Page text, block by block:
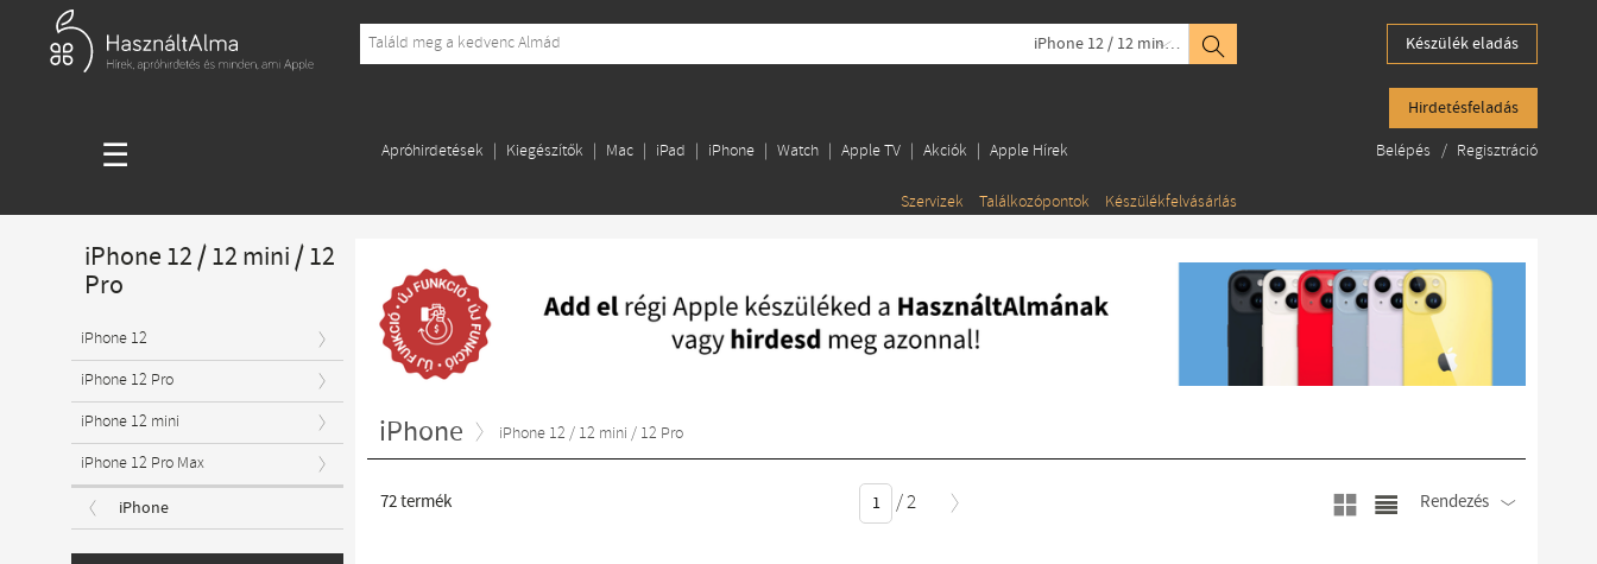
iPhone 12 / 12 mini / 12 Pro Készülék eladás
Hirdetésfeladás
☰ Apróhirdetések Kiegészítők Mac iPad iPhone Watch Apple TV Akciók Apple Hírek
Szervizek Találkozópontok Készülékfelvásárlás
Belépés / Regisztráció
iPhone iPhone 12 / 12 mini / 12 Pro
72termék /2 Rendezés
iPhone 12 / 12 mini / 12
Pro
iPhone 12
iPhone 12 Pro
iPhone 12 mini
iPhone 12 Pro Max
iPhone